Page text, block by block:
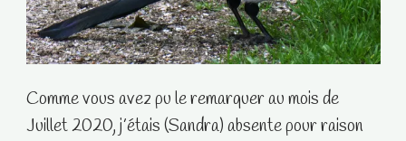
Comme vous avez pu le remarquer au mois de
Juillet 2020, j’étais (Sandra) absente pour raison